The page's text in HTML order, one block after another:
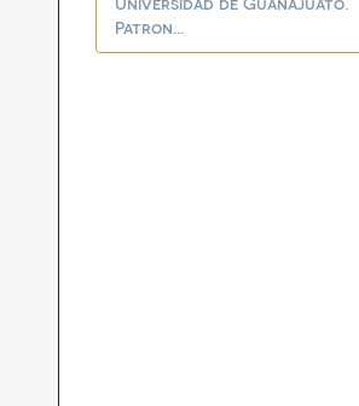
Patron...